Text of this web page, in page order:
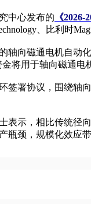
中心发布的 《
、比利时
向磁通电机自动化
将用于轴向磁通电
署协议，围绕轴向
表示，相比传统径
瓶颈，规模化效应